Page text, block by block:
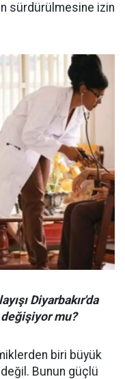
sürdürülmesine izin
Diyarbakır'da
mu?
biri büyük
Bunun güçlü